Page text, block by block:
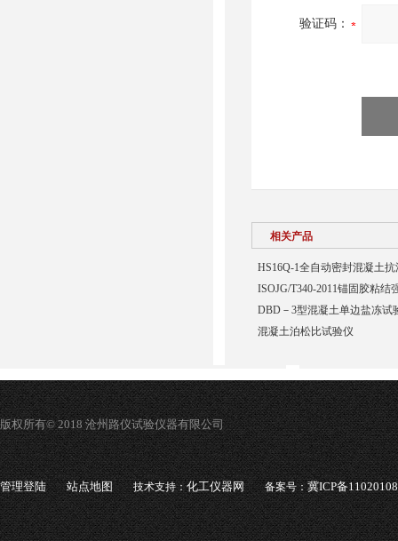
验证码：
相关产品
HS16Q-1全自动密封混凝土抗
ISOJG/T340-2011锚固胶粘结
DBD－3型混凝土单边盐冻试
混凝土泊松比试验仪
版权所有© 2018 沧州路仪试验仪器有限公司
管理登陆 站点地图 技术支持：化工仪器网 备案号：冀ICP备